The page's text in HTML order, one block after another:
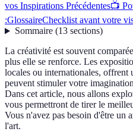
vos Inspirations Précédentes📺
:GlossaireChecklist avant votre
Sommaire(13 sections)
La créativité est souvent
plus elle se renforce. Les
locales ou internationales, offrent
peuvent stimuler votre
Dans cet article, nous allons
vous permettront de tirer le
Vous n'avez pas besoin d'être un
l'art.